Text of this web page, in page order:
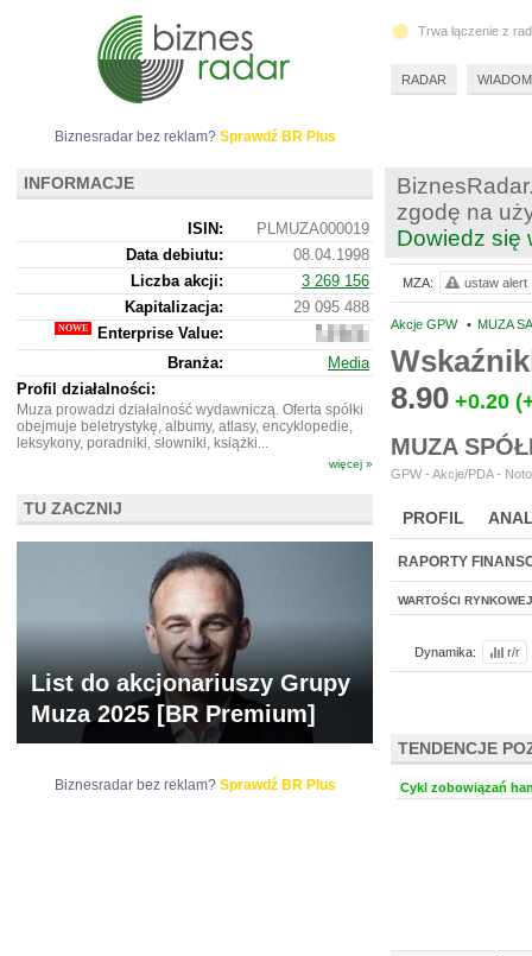
zgodę na
Dowiedz się
Akcje GPW • MUZA
8.90 +0.20
MUZA
GPW - Akcje/PDA -
PROFIL
BR LAB
RAPORTY
WARTOŚCI RYNKOWEJ
Dynamika: r/r
TENDENCJE
Cykl zobowiązań
MZA: ustaw alert
Biznesradar bez reklam? Sprawdź BR Plus
INFORMACJE
ISIN:
PLMUZA000019
Data debiutu:
08.04.1998
Liczba akcji:
3 269 156
Kapitalizacja:
29 095 488
Enterprise Value:
20
237
488
Branża:
Media
Profil działalności:
Muza prowadzi działalność wydawniczą. Oferta spółki
obejmuje beletrystykę, albumy, atlasy, encyklopedie,
leksykony, poradniki, słowniki, książki...
więcej »
TU ZACZNIJ
List do akcjonariuszy Grupy
Muza 2025 [BR Premium]
Biznesradar bez reklam? Sprawdź BR Plus
Trwa łączenie z
RADAR